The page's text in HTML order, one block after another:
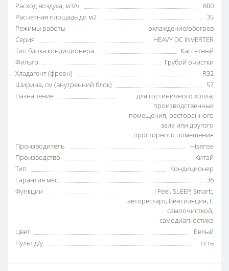
Расход воздуха, м3/ч
600
Расчетная площадь до м2
35
Режимы работы
охлаждение/обогрев
Серия
HEAVY DC INVERTER
Тип блока кондиционера
Кассетный
Фильтр
Грубой очистки
Хладагент (фреон)
R32
Ширина, см (внутренний блок)
57
Назначение
для гостиничного холла,
производственные
помещения, ресторанного
зала или другого
просторного помещения
Производитель
Hisense
Производство
Китай
Тип
Кондиционер
Гарантия мес.
36
Функции
I Feel, SLEEP, Smart:,
авторестарт, Вентиляция, С
самоочисткой,
самодиагностика
Цвет
Белый
Пульт д/у
Есть